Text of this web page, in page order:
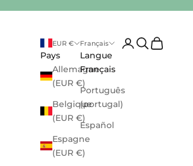
EUR €
Pays
Allemagne
(EUR €)
Belgique
(EUR €)
Espagne
(EUR €)
Français
Langue
Français
Português
(portugal)
Español
Ouvrir le
Ouvrir la
Voir le